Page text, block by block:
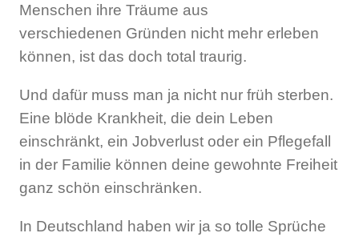
Menschen ihre Träume aus
verschiedenen Gründen nicht mehr erleben
können, ist das doch total traurig.
Und dafür muss man ja nicht nur früh sterben.
Eine blöde Krankheit, die dein Leben
einschränkt, ein Jobverlust oder ein Pflegefall
in der Familie können deine gewohnte Freiheit
ganz schön einschränken.
In Deutschland haben wir ja so tolle Sprüche